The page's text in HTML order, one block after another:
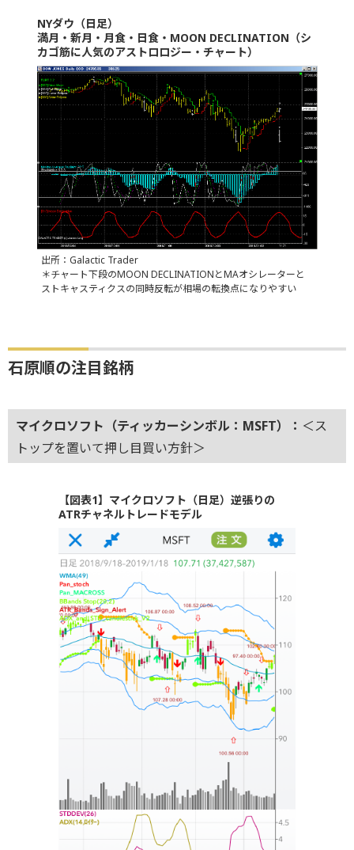
NYダウ（日足）
満月・新月・月食・日食・MOON DECLINATION（シ
カゴ筋に人気のアストロロジー・チャート）
出所：Galactic Trader
＊チャート下段のMOON DECLINATIONとMAオシレーターと
ストキャスティクスの同時反転が相場の転換点になりやすい
石原順の注目銘柄
マイクロソフト（ティッカーシンボル：MSFT）： ＜ス
トップを置いて押し目買い方針＞
【図表1】マイクロソフト（日足）逆張りの
ATRチャネルトレードモデル